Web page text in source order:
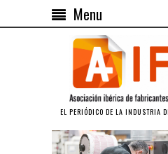
Menu
EL PERIÓDICO DE LA INDUSTRIA